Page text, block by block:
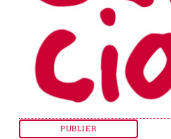
PUBLIER